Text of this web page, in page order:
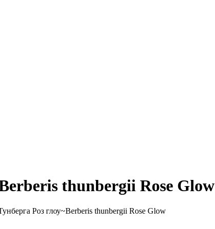
thunbergii Rose Glow
Роз глоу~Berberis thunbergii Rose Glow